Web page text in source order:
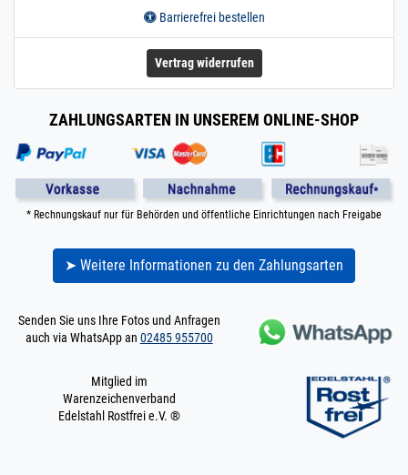
Barrierefrei bestellen
Vertrag widerrufen
ZAHLUNGSARTEN IN UNSEREM ONLINE-SHOP
* Rechnungskauf nur für Behörden und öffentliche Einrichtungen nach Freigabe
➤ Weitere Informationen zu den Zahlungsarten
Senden Sie uns Ihre Fotos und Anfragen
auch via WhatsApp an 02485 955700
Mitglied im
Warenzeichenverband
Edelstahl Rostfrei e.V. ®